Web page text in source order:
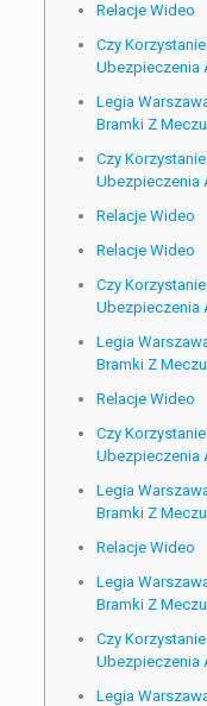
Relacje Wideo
Czy
Ubezpieczenia
Legia
Bramki Z
Czy
Ubezpieczenia
Relacje Wideo
Relacje Wideo
Czy
Ubezpieczenia
Legia
Bramki Z
Relacje Wideo
Czy
Ubezpieczenia
Legia
Bramki Z
Relacje Wideo
Legia
Bramki Z
Czy
Ubezpieczenia
Legia